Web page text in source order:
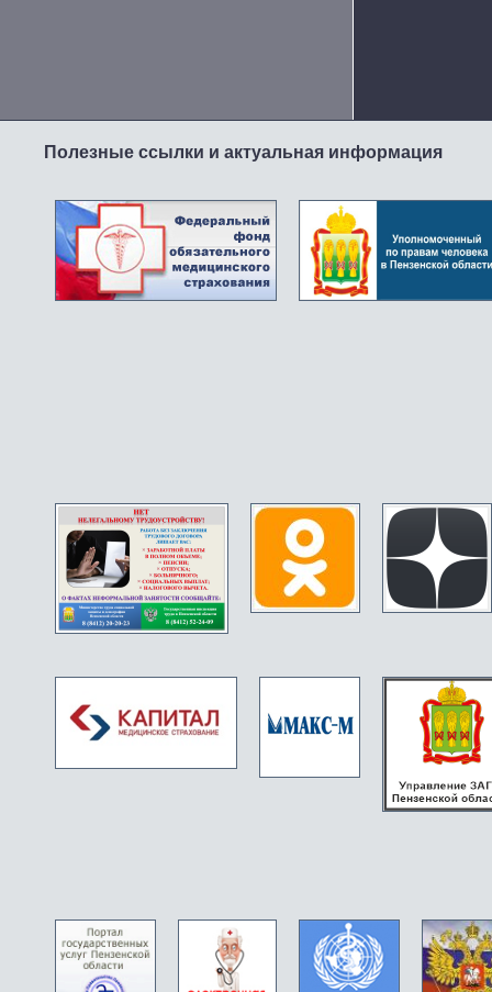
Полезные ссылки и актуальная информация